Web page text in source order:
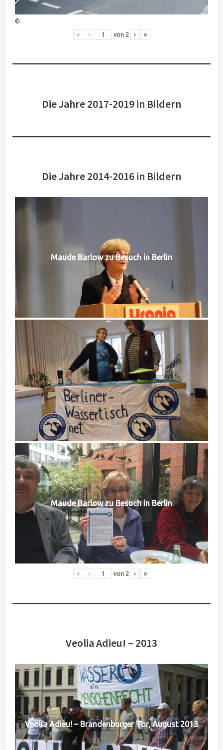
©
« ‹ von 2 › »
Die Jahre 2017-2019 in Bildern
Die Jahre 2014-2016 in Bildern
Maude Barlow zu Besuch in Berlin
Maude Barlow zu Besuch in Berlin
« ‹ von 2 › »
Veolia Adieu! – 2013
Veolia Adieu! – Brandenburger Tor, August 2013